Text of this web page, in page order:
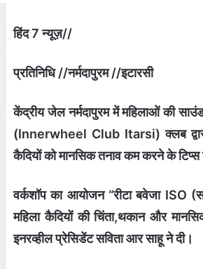
हिंद 7 न्यूज़//
प्रतिनिधि //नर्मदापुरम //इटारसी
केंद्रीय जेल नर्मदापुरम में महिलाओं की
(Innerwheel Club Itarsi) क्लब
कैदियों को मानसिक तनाव कम करने के टिप्स
वर्कशॉप का आयोजन “रीटा बवेजा ISO
महिला कैदियों की चिंता,थकान और
इनरव्हील प्रेसिडेंट सविता आर साहू ने दी।